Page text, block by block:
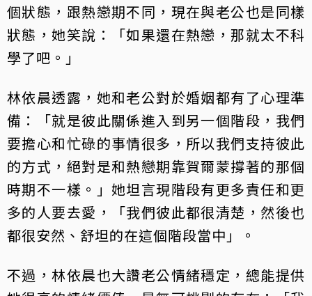
個狀態，跟熱戀期不同，現在與老公也是同樣
狀態，她笑說：「如果還在熱戀，那就太不科
學了吧。」
林依晨透露，她和老公對於婚姻都有了心理準
備：「就是彼此關係進入到另一個階段，我們
要擔心和忙碌的事情很多，所以我們支持彼此
的方式，絕對是和熱戀期靠賀爾蒙撐著的那個
時期不一樣。」她坦言現階段有更多責任和更
多的人要去愛，「我們彼此都很清楚，然後也
都很安然、舒坦的在這個階段當中」。
不過，林依晨也大讚老公情緒穩定，總能提供